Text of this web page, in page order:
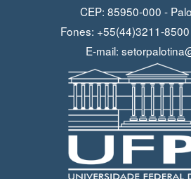
CEP:
Fones: +55(44)3211-
E-mail: